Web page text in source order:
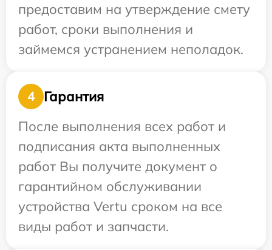
предоставим на утверждение смету
работ, сроки выполнения и
займемся устранением неполадок.
4
Гарантия
После выполнения всех работ и
подписания акта выполненных
работ Вы получите документ о
гарантийном обслуживании
устройства Vertu сроком на все
виды работ и запчасти.